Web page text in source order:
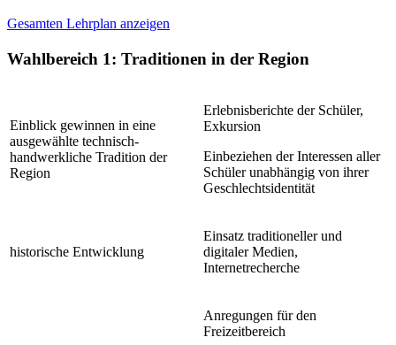
Gesamten Lehrplan anzeigen
Wahlbereich 1: Traditionen in der Region
Einblick gewinnen in eine
ausgewählte technisch-
handwerkliche Tradition der
Region
Erlebnisberichte der Schüler,
Exkursion
Einbeziehen der Interessen aller
Schüler unabhängig von ihrer
Geschlechtsidentität
historische Entwicklung
Einsatz traditioneller und
digitaler Medien,
Internetrecherche
Anregungen für den
Freizeitbereich